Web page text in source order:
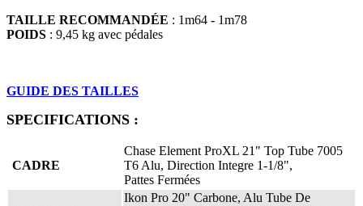
TAILLE RECOMMANDÉE : 1m64 - 1m78
POIDS : 9,45 kg avec pédales
GUIDE DES TAILLES
SPECIFICATIONS :
CADRE
Chase Element ProXL 21" Top Tube 7005
T6 Alu, Direction Integre 1-1/8",
Pattes Fermées
Ikon Pro 20" Carbone, Alu Tube De